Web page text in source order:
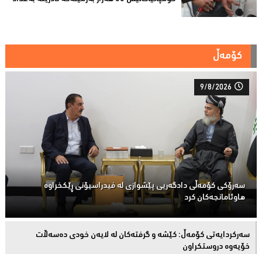
کۆمەڵ
9/8/2026
سەرۆكی كۆمەڵى دادگەریی پێشوازی لە فیدراسیۆنی ڕێكخراوە
هاوئامانجەكان کرد
سەركردایەتی كۆمەڵ: كێشە و گرفتەكان لە لایەن خودی دەسەڵات
خۆیەوە دروستكراون